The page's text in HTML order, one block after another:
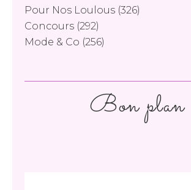
Pour Nos Loulous (326)
Concours (292)
Mode & Co (256)
Bon plan